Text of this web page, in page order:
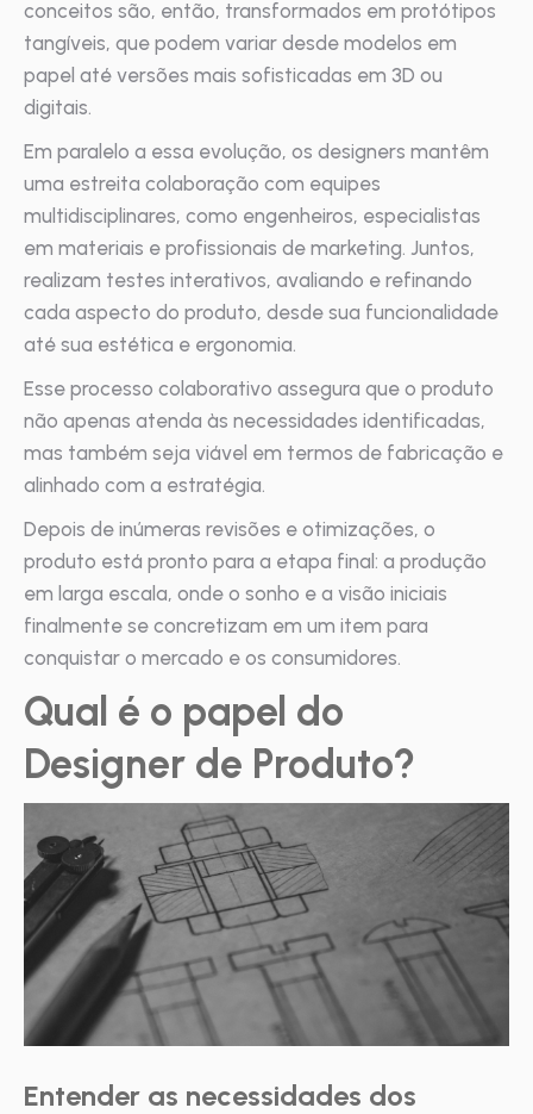
conceitos são, então, transformados em protótipos
tangíveis, que podem variar desde modelos em
papel até versões mais sofisticadas em 3D ou
digitais.
Em paralelo a essa evolução, os designers mantêm
uma estreita colaboração com equipes
multidisciplinares, como engenheiros, especialistas
em materiais e profissionais de marketing. Juntos,
realizam testes interativos, avaliando e refinando
cada aspecto do produto, desde sua funcionalidade
até sua estética e ergonomia.
Esse processo colaborativo assegura que o produto
não apenas atenda às necessidades identificadas,
mas também seja viável em termos de fabricação e
alinhado com a estratégia.
Depois de inúmeras revisões e otimizações, o
produto está pronto para a etapa final: a produção
em larga escala, onde o sonho e a visão iniciais
finalmente se concretizam em um item para
conquistar o mercado e os consumidores.
Qual é o papel do
Designer de Produto?
Entender as necessidades dos